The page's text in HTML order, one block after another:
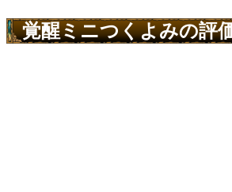
覚醒ミニつくよみの評